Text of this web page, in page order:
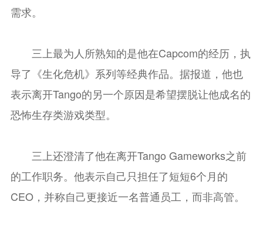
需求。
三上最为人所熟知的是他在Capcom的经历，执
导了《生化危机》系列等经典作品。据报道，他也
表示离开Tango的另一个原因是希望摆脱让他成名的
恐怖生存类游戏类型。
三上还澄清了他在离开Tango Gameworks之前
的工作职务。他表示自己只担任了短短6个月的
CEO，并称自己更接近一名普通员工，而非高管。